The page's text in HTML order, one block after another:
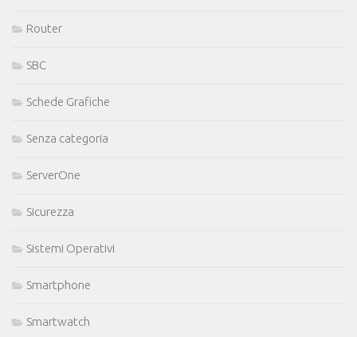
Router
SBC
Schede Grafiche
Senza categoria
ServerOne
Sicurezza
Sistemi Operativi
Smartphone
Smartwatch